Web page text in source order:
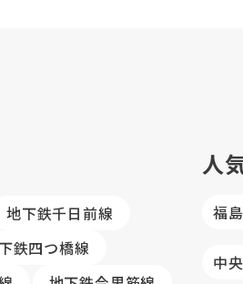
地下鉄千日前線
鉄四つ橋線
人
福
中